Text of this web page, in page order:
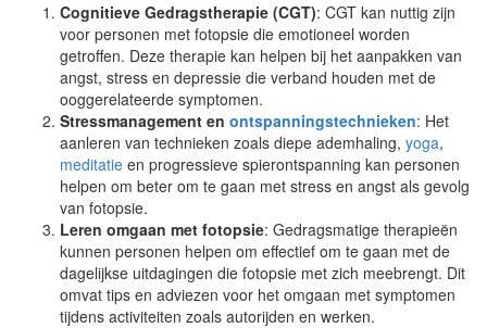
Cognitieve Gedragstherapie (CGT): CGT kan nuttig zijn
voor personen met fotopsie die emotioneel worden
getroffen. Deze therapie kan helpen bij het aanpakken van
angst, stress en depressie die verband houden met de
ooggerelateerde symptomen.
Stressmanagement en ontspanningstechnieken: Het
aanleren van technieken zoals diepe ademhaling, yoga,
meditatie en progressieve spierontspanning kan personen
helpen om beter om te gaan met stress en angst als gevolg
van fotopsie.
Leren omgaan met fotopsie: Gedragsmatige therapieën
kunnen personen helpen om effectief om te gaan met de
dagelijkse uitdagingen die fotopsie met zich meebrengt. Dit
omvat tips en adviezen voor het omgaan met symptomen
tijdens activiteiten zoals autorijden en werken.